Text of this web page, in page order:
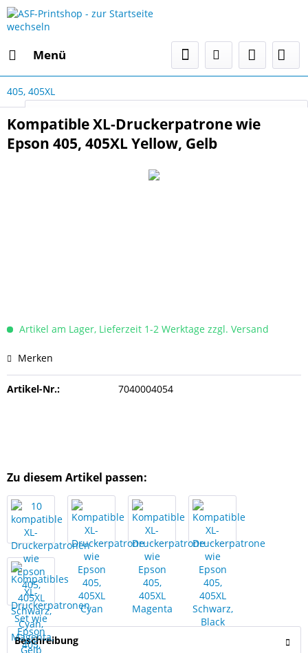
Menü
Select Language
405, 405XL
Kompatible XL-Druckerpatrone wie
Epson 405, 405XL Yellow, Gelb
Artikel am Lager, Lieferzeit 1-2 Werktage zzgl. Versand
Merken
Artikel-Nr.: 7040004054
Zu diesem Artikel passen:
Beschreibung